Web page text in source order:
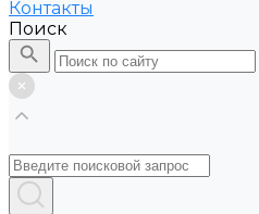
Контакты
Поиск